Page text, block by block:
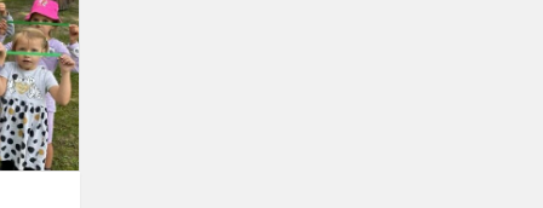
gera
pradžia
svajonėms